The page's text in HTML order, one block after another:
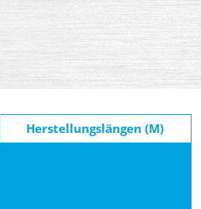
Herstellungslängen (M)